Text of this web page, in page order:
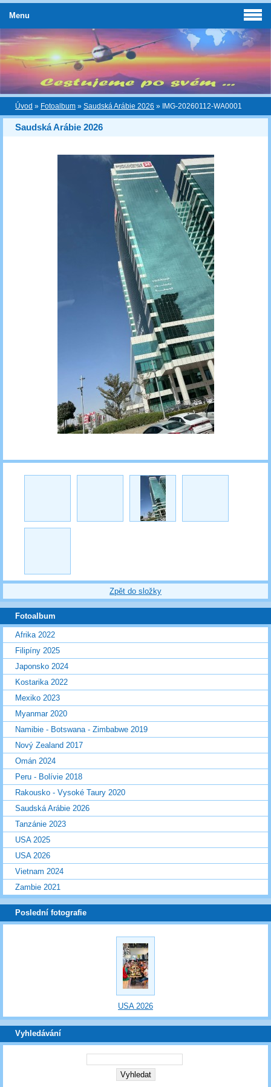
Úvod » Fotoalbum » Saudská Arábie 2026 » IMG-20260112-WA0001
Saudská Arábie 2026
Zpět do složky
Menu
Fotoalbum
Afrika 2022
Filipíny 2025
Japonsko 2024
Kostarika 2022
Mexiko 2023
Myanmar 2020
Namibie - Botswana - Zimbabwe 2019
Nový Zealand 2017
Omán 2024
Peru - Bolívie 2018
Rakousko - Vysoké Taury 2020
Saudská Arábie 2026
Tanzánie 2023
USA 2025
USA 2026
Vietnam 2024
Zambie 2021
Poslední fotografie
USA 2026
Vyhledávání